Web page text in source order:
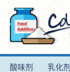
酸味剂 乳化剂